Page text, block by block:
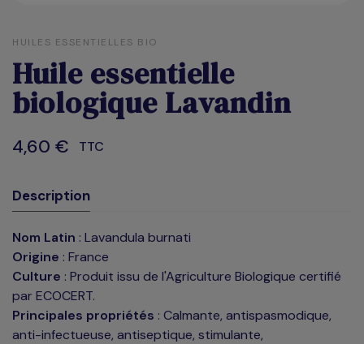
HUILES ESSENTIELLES BIO
Huile essentielle
biologique Lavandin
4,60 € TTC
Description
Nom Latin : Lavandula burnati
Origine : France
Culture : Produit issu de l'Agriculture Biologique certifié
par ECOCERT.
Principales propriétés : Calmante, antispasmodique,
anti-infectueuse, antiseptique, stimulante,